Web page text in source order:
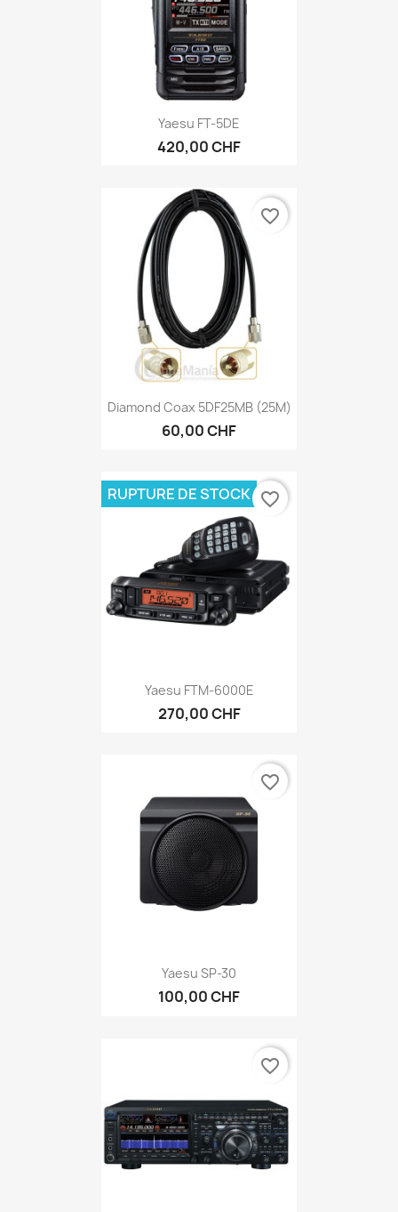
420,00 CHF
60,00 CHF
favorite_border
270,00 CHF
RUPTURE DE STOCK favorite_border
100,00 CHF
favorite_border
favorite_border